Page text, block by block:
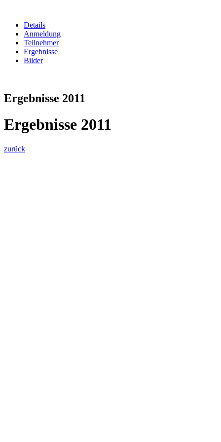
Details
Anmeldung
Teilnehmer
Ergebnisse
Bilder
Ergebnisse 2011
Ergebnisse 2011
zurück